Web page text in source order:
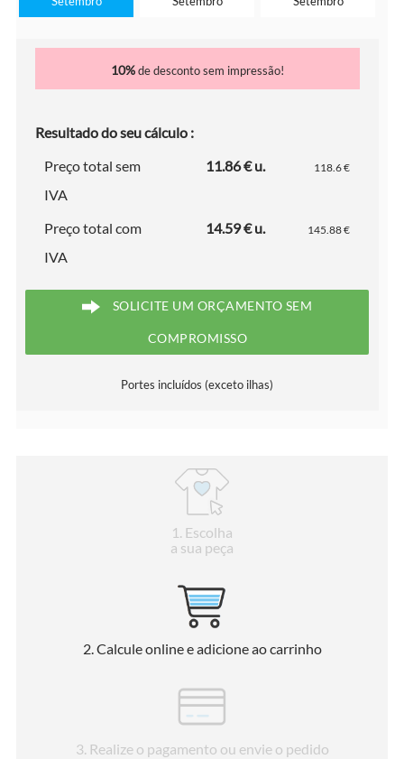
10%de desconto sem impressão!
Resultado do seu cálculo :
Preço total sem
IVA
11.86 € u. 118.6 €
Preço total com
IVA
14.59 € u. 145.88 €
SOLICITE UM ORÇAMENTO SEM
COMPROMISSO
Portes incluídos (exceto ilhas)
1 . Escolha
a sua peça
2. Calcule online e adicione ao carrinho
3. Realize o pagamento ou envie o pedido